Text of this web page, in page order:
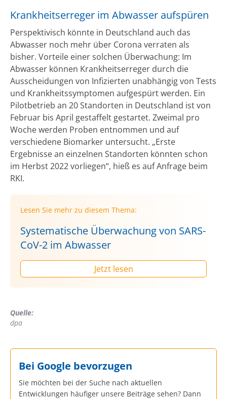
Krankheitserreger im Abwasser aufspüren
Perspektivisch könnte in Deutschland auch das
Abwasser noch mehr über Corona verraten als
bisher. Vorteile einer solchen Überwachung: Im
Abwasser können Krankheitserreger durch die
Ausscheidungen von Infizierten unabhängig von Tests
und Krankheitssymptomen aufgespürt werden. Ein
Pilotbetrieb an 20 Standorten in Deutschland ist von
Februar bis April gestaffelt gestartet. Zweimal pro
Woche werden Proben entnommen und auf
verschiedene Biomarker untersucht. „Erste
Ergebnisse an einzelnen Standorten könnten schon
im Herbst 2022 vorliegen“, hieß es auf Anfrage beim
RKI.
Lesen Sie mehr zu diesem Thema:
Systematische Überwachung von SARS-
CoV-2 im Abwasser
Jetzt lesen
Quelle:
dpa
Bei Google bevorzugen
Sie möchten bei der Suche nach aktuellen
Entwicklungen häufiger unsere Beiträge sehen? Dann